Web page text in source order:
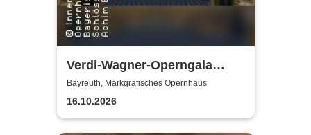
Verdi-Wagner-Operngala
(Zusatzkonzert) - präsentiert
von Opera Classica Europa
Bayreuth, Markgräfisches Opernhaus
16.10.2026